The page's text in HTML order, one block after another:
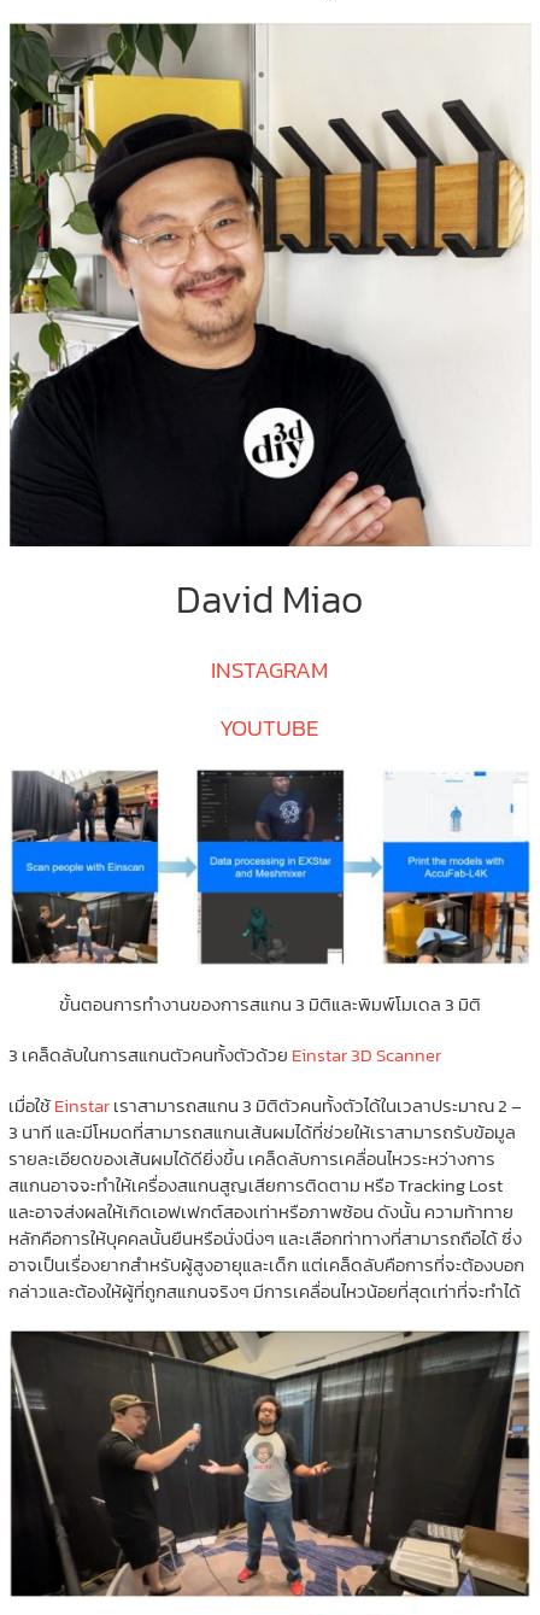
David Miao
INSTAGRAM
YOUTUBE
ขั้นตอนการทำงานของการสแกน 3 มิติและพิมพ์โมเดล 3 มิติ
3 เคล็ดลับในการสแกนตัวคนทั้งตัวด้วย Einstar 3D Scanner
เมื่อใช้Einstarเราสามารถสแกน 3 มิติตัวคนทั้งตัวได้ในเวลาประมาณ 2 –
3 นาที และมีโหมดที่สามารถสแกนเส้นผมได้ที่ช่วยให้เราสามารถรับข้อมูล
รายละเอียดของเส้นผมได้ดียิ่งขึ้น เคล็ดลับการเคลื่อนไหวระหว่างการ
สแกนอาจจะทำให้เครื่องสแกนสูญเสียการติดตาม หรือ Tracking Lost
และอาจส่งผลให้เกิดเอฟเฟกต์สองเท่าหรือภาพซ้อน ดังนั้น ความท้าทาย
หลักคือการให้บุคคลนั้นยืนหรือนั่งนิ่งๆ และเลือกท่าทางที่สามารถถือได้ ซึ่ง
อาจเป็นเรื่องยากสำหรับผู้สูงอายุและเด็ก แต่เคล็ดลับคือการที่จะต้องบอก
กล่าวและต้องให้ผู้ที่ถูกสแกนจริงๆ มีการเคลื่อนไหวน้อยที่สุดเท่าที่จะทำได้